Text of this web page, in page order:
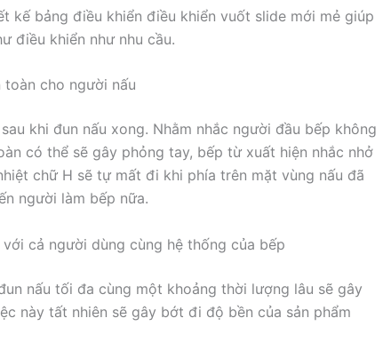
kế bảng điều khiển điều khiển vuốt slide mới mẻ giúp
điều khiển như nhu cầu.
toàn cho người nấu
khi đun nấu xong. Nhằm nhắc người đầu bếp không
có thể sẽ gây phỏng tay, bếp từ xuất hiện nhắc nhở
chữ H sẽ tự mất đi khi phía trên mặt vùng nấu đã
người làm bếp nữa.
cả người dùng cùng hệ thống của bếp
nấu tối đa cùng một khoảng thời lượng lâu sẽ gây
này tất nhiên sẽ gây bớt đi độ bền của sản phẩm